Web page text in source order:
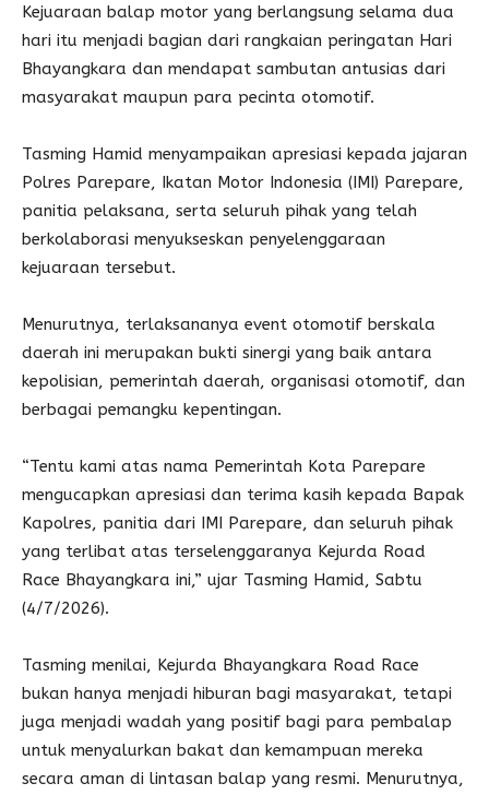
Kejuaraan balap motor yang berlangsung selama dua
hari itu menjadi bagian dari rangkaian peringatan Hari
Bhayangkara dan mendapat sambutan antusias dari
masyarakat maupun para pecinta otomotif.
Tasming Hamid menyampaikan apresiasi kepada jajaran
Polres Parepare, Ikatan Motor Indonesia (IMI) Parepare,
panitia pelaksana, serta seluruh pihak yang telah
berkolaborasi menyukseskan penyelenggaraan
kejuaraan tersebut.
Menurutnya, terlaksananya event otomotif berskala
daerah ini merupakan bukti sinergi yang baik antara
kepolisian, pemerintah daerah, organisasi otomotif, dan
berbagai pemangku kepentingan.
“Tentu kami atas nama Pemerintah Kota Parepare
mengucapkan apresiasi dan terima kasih kepada Bapak
Kapolres, panitia dari IMI Parepare, dan seluruh pihak
yang terlibat atas terselenggaranya Kejurda Road
Race Bhayangkara ini,” ujar Tasming Hamid, Sabtu
(4/7/2026).
Tasming menilai, Kejurda Bhayangkara Road Race
bukan hanya menjadi hiburan bagi masyarakat, tetapi
juga menjadi wadah yang positif bagi para pembalap
untuk menyalurkan bakat dan kemampuan mereka
secara aman di lintasan balap yang resmi. Menurutnya,